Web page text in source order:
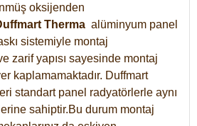
oksijenden
Therma alüminyum panel
sistemiyle montaj
zarif yapısı sayesinde montaj
kaplamamaktadır. Duffmart
standart panel radyatörlerle aynı
sahiptir.Bu durum montaj